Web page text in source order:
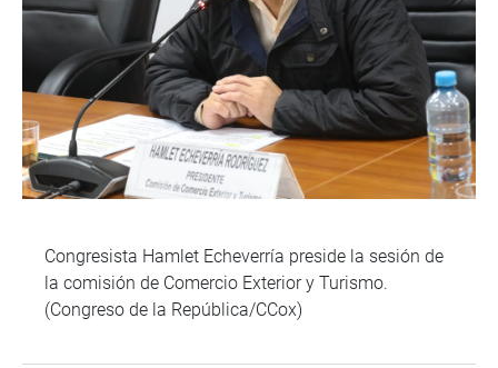
Congresista Hamlet Echeverría preside la sesión de
la comisión de Comercio Exterior y Turismo.
(Congreso de la República/CCox)